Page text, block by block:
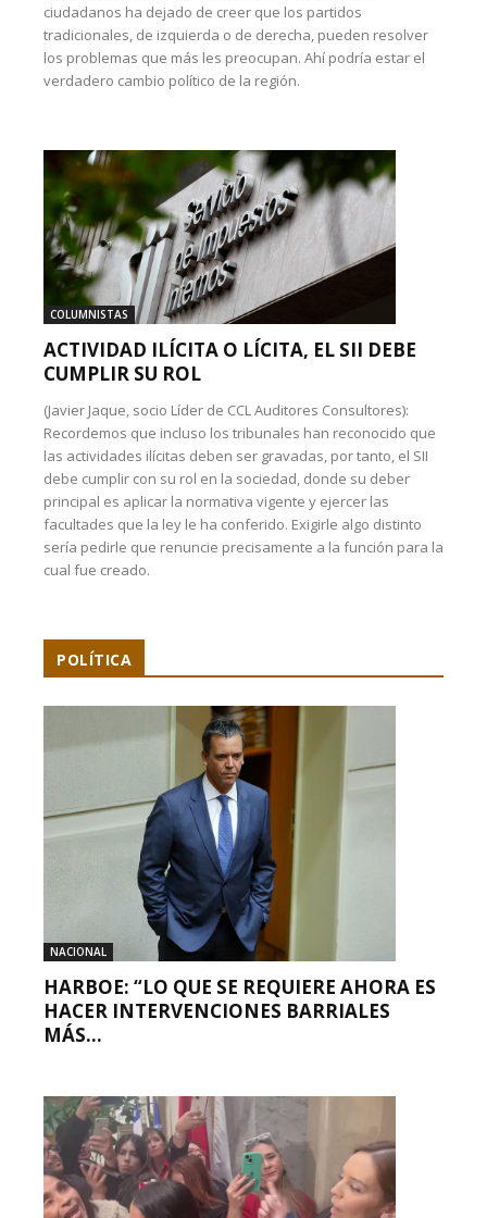
ciudadanos ha dejado de creer que los partidos
tradicionales, de izquierda o de derecha, pueden resolver
los problemas que más les preocupan. Ahí podría estar el
verdadero cambio político de la región.
COLUMNISTAS
ACTIVIDAD ILÍCITA O LÍCITA, EL SII DEBE
CUMPLIR SU ROL
(Javier Jaque, socio Líder de CCL Auditores Consultores):
Recordemos que incluso los tribunales han reconocido que
las actividades ilícitas deben ser gravadas, por tanto, el SII
debe cumplir con su rol en la sociedad, donde su deber
principal es aplicar la normativa vigente y ejercer las
facultades que la ley le ha conferido. Exigirle algo distinto
sería pedirle que renuncie precisamente a la función para la
cual fue creado.
POLÍTICA
NACIONAL
HARBOE: “LO QUE SE REQUIERE AHORA ES
HACER INTERVENCIONES BARRIALES
MÁS...